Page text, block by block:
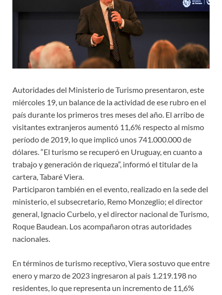
Autoridades del Ministerio de Turismo presentaron, este
miércoles 19, un balance de la actividad de ese rubro en el
país durante los primeros tres meses del año. El arribo de
visitantes extranjeros aumentó 11,6% respecto al mismo
período de 2019, lo que implicó unos 741.000.000 de
dólares. “El turismo se recuperó en Uruguay, en cuanto a
trabajo y generación de riqueza”, informó el titular de la
cartera, Tabaré Viera.
Participaron también en el evento, realizado en la sede del
ministerio, el subsecretario, Remo Monzeglio; el director
general, Ignacio Curbelo, y el director nacional de Turismo,
Roque Baudean. Los acompañaron otras autoridades
nacionales.
En términos de turismo receptivo, Viera sostuvo que entre
enero y marzo de 2023 ingresaron al país 1.219.198 no
residentes, lo que representa un incremento de 11,6%